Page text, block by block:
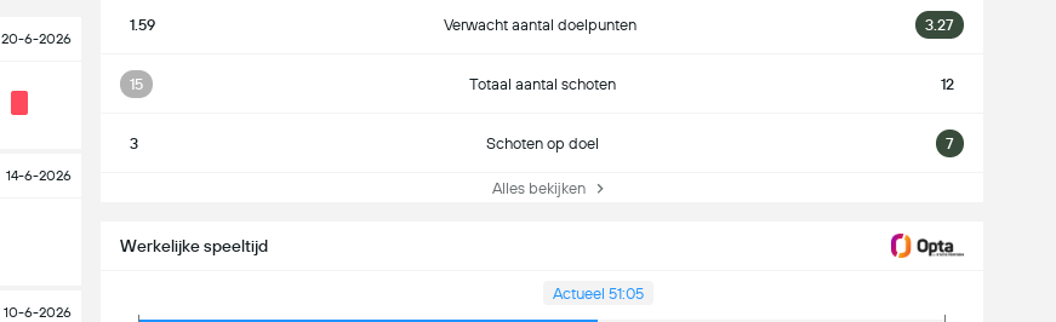
20-6-2026
14-6-2026
10-6-2026
1.59 Verwacht aantal doelpunten 3.27
15 Totaal aantal schoten 12
3 Schoten op doel 7
Alles bekijken
Werkelijke speeltijd
Actueel 51:05